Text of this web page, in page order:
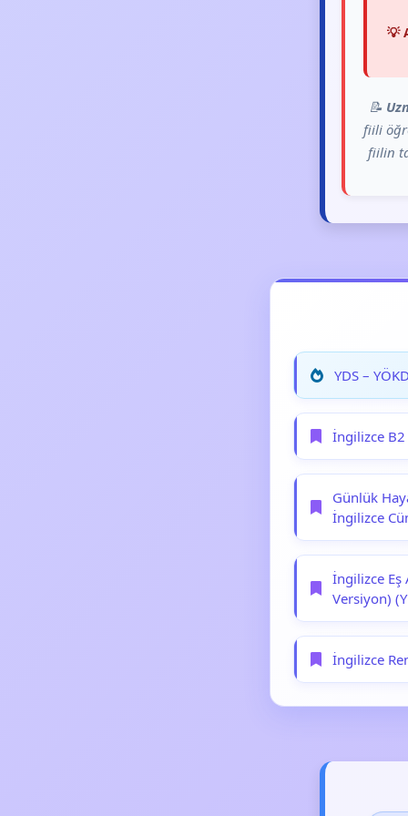
💡
📝
fiili
fiilin
YDS –
İngilizce
Günlük
İngilizce
İngilizce Eş
Versiyon)
İngilizce